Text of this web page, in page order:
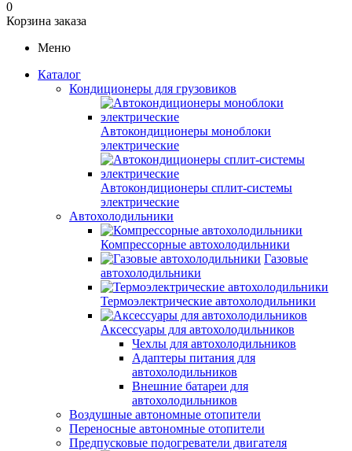
0
Корзина заказа
Меню
Каталог
Кондиционеры для грузовиков
Автокондиционеры моноблоки
электрические
Автокондиционеры сплит-системы
электрические
Автохолодильники
Компрессорные автохолодильники
Газовые
автохолодильники
Термоэлектрические автохолодильники
Аксессуары для автохолодильников
Чехлы для автохолодильников
Адаптеры питания для
автохолодильников
Внешние батареи для
автохолодильников
Воздушные автономные отопители
Переносные автономные отопители
Предпусковые подогреватели двигателя